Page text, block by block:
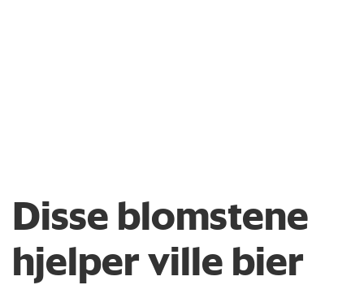
Disse blomstene
hjelper ville bier